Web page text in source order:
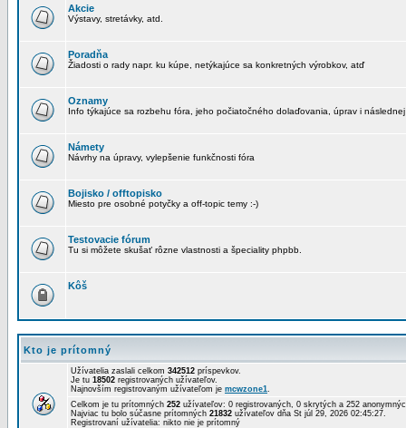
Akcie
Výstavy, stretávky, atd.
Poradňa
Žiadosti o rady napr. ku kúpe, netýkajúce sa konkretných výrobkov, atď
Oznamy
Info týkajúce sa rozbehu fóra, jeho počiatočného dolaďovania, úprav i
Námety
Návrhy na úpravy, vylepšenie funkčnosti fóra
Bojisko / offtopisko
Miesto pre osobné potyčky a off-topic temy :-)
Testovacie fórum
Tu si môžete skušať rôzne vlastnosti a špeciality phpbb.
Kôš
Kto je prítomný
Užívatelia zaslali celkom 342512 príspevkov.
Je tu 18502 registrovaných užívateľov.
Najnovším registrovaným užívateľom je mcwzone1.
Celkom je tu prítomných 252 užívateľov: 0 registrovaných, 0 skrytých a 252
Najviac tu bolo súčasne prítomných 21832 užívateľov dňa St júl 29, 2026 02:45:27.
Registrovaní užívatelia: nikto nie je prítomný